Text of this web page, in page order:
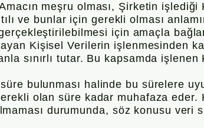
meşru olması, Şirketin işlediği
ve bunlar için gerekli olması
için amaçla
Kişisel Verilerin işlenmesinden
sınırlı tutar. Bu kapsamda işlenen
bulunması halinde bu sürelere
olan süre kadar muhafaza eder.
durumunda, söz konusu veri